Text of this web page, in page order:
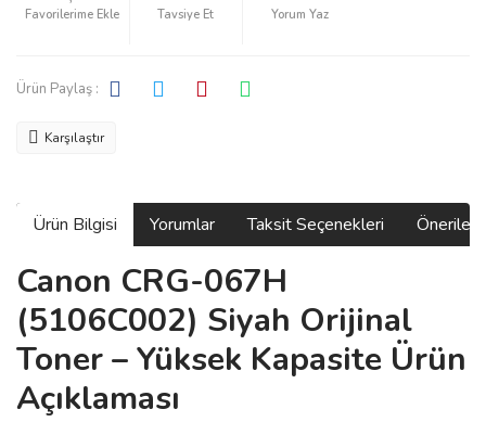
Tavsiye Et Yorum Yaz
Ürün Paylaş :
Karşılaştır
Ürün Bilgisi Yorumlar Taksit Seçenekleri
Canon CRG-067H
(5106C002) Siyah Orijinal
Toner – Yüksek Kapasite Ürün
Açıklaması